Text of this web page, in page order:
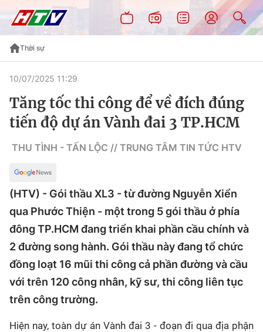
Thời sự
10/07/2025 11:29
Tăng tốc thi công để về đích đúng
tiến độ dự án Vành đai 3 TP.HCM
THU TÌNH - TẤN LỘC // TRUNG TÂM TIN TỨC HTV
(HTV) - Gói thầu XL3 - từ đường Nguyễn Xiển
qua Phước Thiện - một trong 5 gói thầu ở phía
đông TP.HCM đang triển khai phần cầu chính và
2 đường song hành. Gói thầu này đang tổ chức
đồng loạt 16 mũi thi công cả phần đường và cầu
với trên 120 công nhân, kỹ sư, thi công liên tục
trên công trường.
Hiện nay, toàn dự án Vành đai 3 - đoạn đi qua địa phận